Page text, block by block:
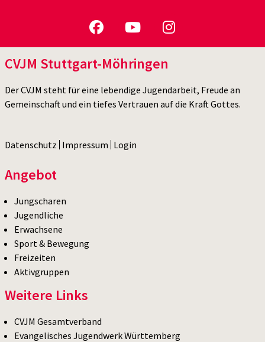
CVJM Stuttgart-Möhringen
Der CVJM steht für eine lebendige Jugendarbeit, Freude an
Gemeinschaft und ein tiefes Vertrauen auf die Kraft Gottes.
Datenschutz Impressum Login
Angebot
Jungscharen
Jugendliche
Erwachsene
Sport & Bewegung
Freizeiten
Aktivgruppen
Weitere Links
CVJM Gesamtverband
Evangelisches Jugendwerk Württemberg